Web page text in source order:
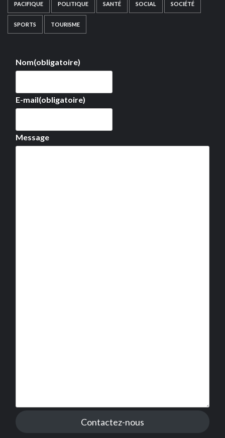
PACIFIQUE POLITIQUE SANTÉ SOCIAL SOCIÉTÉ
SPORTS TOURISME
Nom(obligatoire)
E-mail(obligatoire)
Message
Contactez-nous